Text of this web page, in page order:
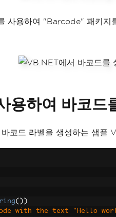
사용하여 "Barcode" 패키지
하여 바코드
코드 라벨을 생성하는 샘플
())
with the text "Hello